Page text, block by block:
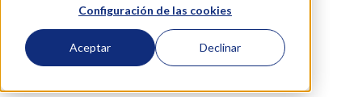
Configuración de las cookies
Aceptar Declinar